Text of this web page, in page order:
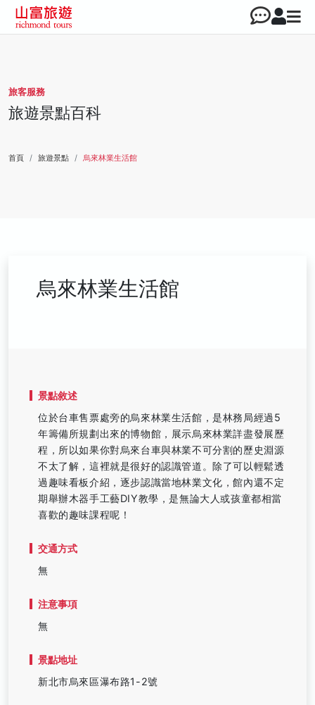
旅客服務
旅遊景點百科
首頁 旅遊景點 烏來林業生活館
烏來林業生活館
景點敘述
位於台車售票處旁的烏來林業生活館，是林務局經過5
年籌備所規劃出來的博物館，展示烏來林業詳盡發展歷
程，所以如果你對烏來台車與林業不可分割的歷史淵源
不太了解，這裡就是很好的認識管道。除了可以輕鬆透
過趣味看板介紹，逐步認識當地林業文化，館內還不定
期舉辦木器手工藝DIY教學，是無論大人或孩童都相當
喜歡的趣味課程呢！
交通方式
無
注意事項
無
景點地址
新北市烏來區瀑布路1-2號